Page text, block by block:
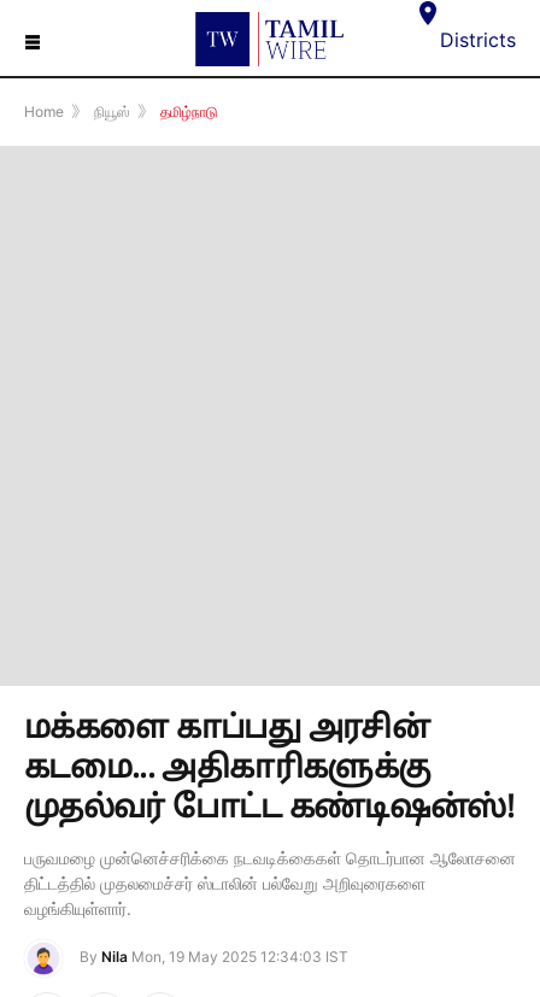
☰ Districts
Home 》 நியூஸ் 》 தமிழ்நாடு
மக்களை காப்பது அரசின்
கடமை... அதிகாரிகளுக்கு
முதல்வர் போட்ட கண்டிஷன்ஸ்!
பருவமழை முன்னெச்சரிக்கை நடவடிக்கைகள் தொடர்பான ஆலோசனை
திட்டத்தில் முதலமைச்சர் ஸ்டாலின் பல்வேறு அறிவுரைகளை
வழங்கியுள்ளார்.
By Nila Mon, 19 May 2025 12:34:03 IST